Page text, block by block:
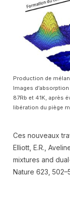
Production de
Images
87Rb et 41K, après
libération du piège
Ces nouveaux
Elliott, E.R.,
mixtures and
Nature 623,